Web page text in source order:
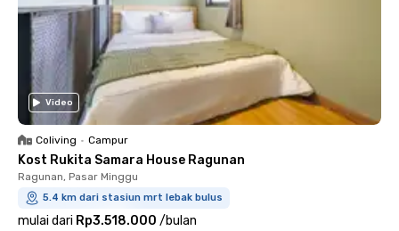
Video
Coliving • Campur
Kost Rukita Samara House Ragunan
Ragunan, Pasar Minggu
5.4 km dari stasiun mrt lebak bulus
mulai dari Rp3.518.000 /bulan